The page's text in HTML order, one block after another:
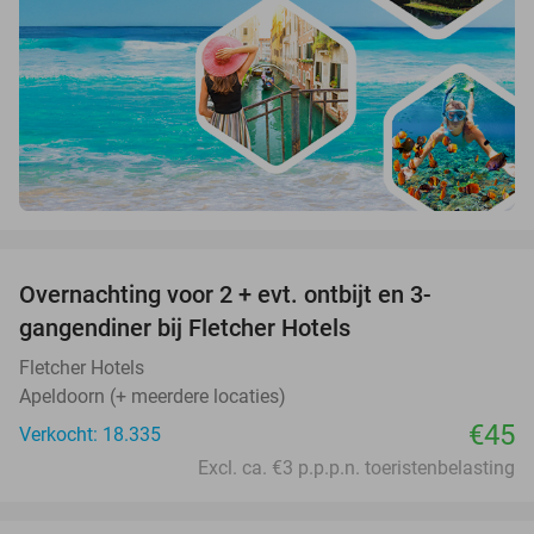
Overnachting voor 2 + evt. ontbijt en 3-
gangendiner bij Fletcher Hotels
Fletcher Hotels
Apeldoorn (+ meerdere locaties)
Verkocht: 18.335
€45
Excl. ca. €3 p.p.p.n. toeristenbelasting